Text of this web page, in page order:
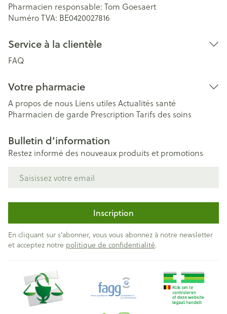
Pharmacien responsable: Tom Goesaert
Numéro TVA: BE0420027816
Service à la clientèle
FAQ
Votre pharmacie
A propos de nous Liens utiles Actualités santé
Pharmacien de garde Prescription Tarifs des soins
Bulletin d’information
Restez informé des nouveaux produits et promotions
Inscription
En cliquant sur s'abonner, vous vous abonnez à notre newsletter
et acceptez notre politique de confidentialité.